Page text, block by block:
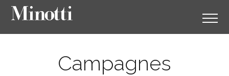
Campagnes